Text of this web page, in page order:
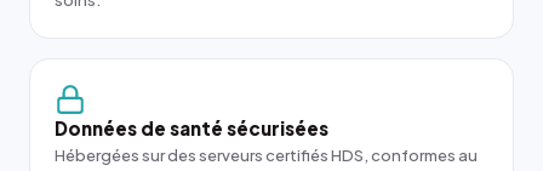
Données de santé sécurisées
Hébergées sur des serveurs certifiés HDS, conformes au